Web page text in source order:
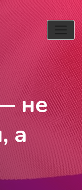
не
а